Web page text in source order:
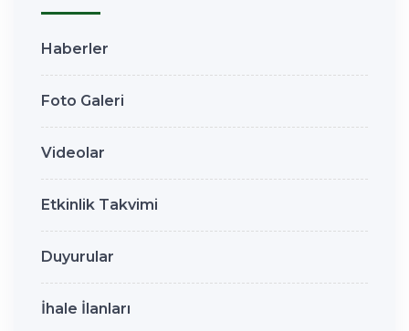
Haberler
Foto Galeri
Videolar
Etkinlik Takvimi
Duyurular
İhale İlanları